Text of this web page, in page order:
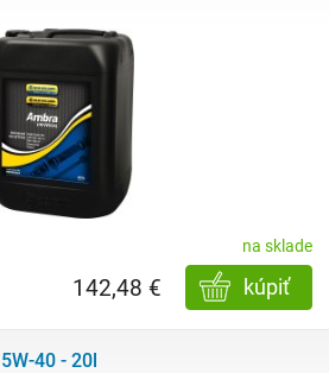
na sklade
kúpiť
142,48 €
40 - 20l